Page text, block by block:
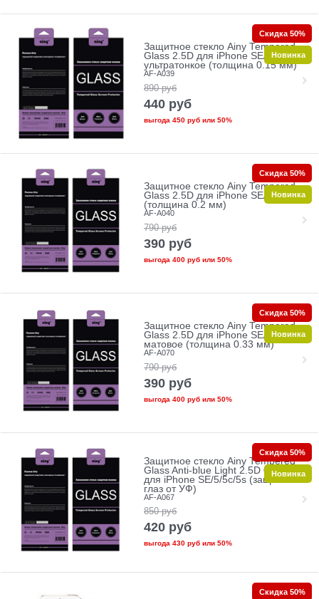
Защитное стекло Ainy Tempered
Glass 2.5D для iPhone SE/5/5c/5s
ультратонкое (толщина 0.15 мм)
AF-A039
890 руб
440 руб
выгода 450 рубили 50%
Скидка 50%
Новинка
Защитное стекло Ainy Tempered
Glass 2.5D для iPhone SE/5/5c/5s
(толщина 0.2 мм)
AF-A040
790 руб
390 руб
выгода 400 рубили 50%
Скидка 50%
Новинка
Защитное стекло Ainy Tempered
Glass 2.5D для iPhone SE/5/5c/5s
матовое (толщина 0.33 мм)
AF-A070
790 руб
390 руб
выгода 400 рубили 50%
Скидка 50%
Новинка
Защитное стекло Ainy Tempered
Glass Anti-blue Light 2.5D 0.33mm
для iPhone SE/5/5c/5s (защита
глаз от УФ)
AF-A067
850 руб
420 руб
выгода 430 рубили 50%
Скидка 50%
Новинка
Скидка 50%